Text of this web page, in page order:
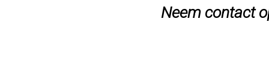
Neem contact